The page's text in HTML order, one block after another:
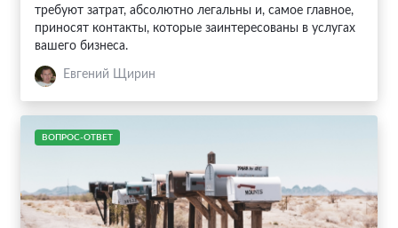
требуют затрат, абсолютно легальны и, самое главное,
приносят контакты, которые заинтересованы в услугах
вашего бизнеса.
Евгений Щирин
ВОПРОС-ОТВЕТ